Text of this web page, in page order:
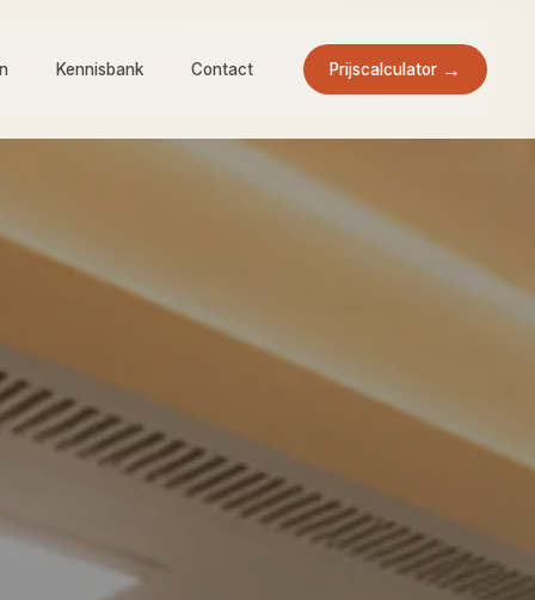
Kennisbank Contact Prijscalculator